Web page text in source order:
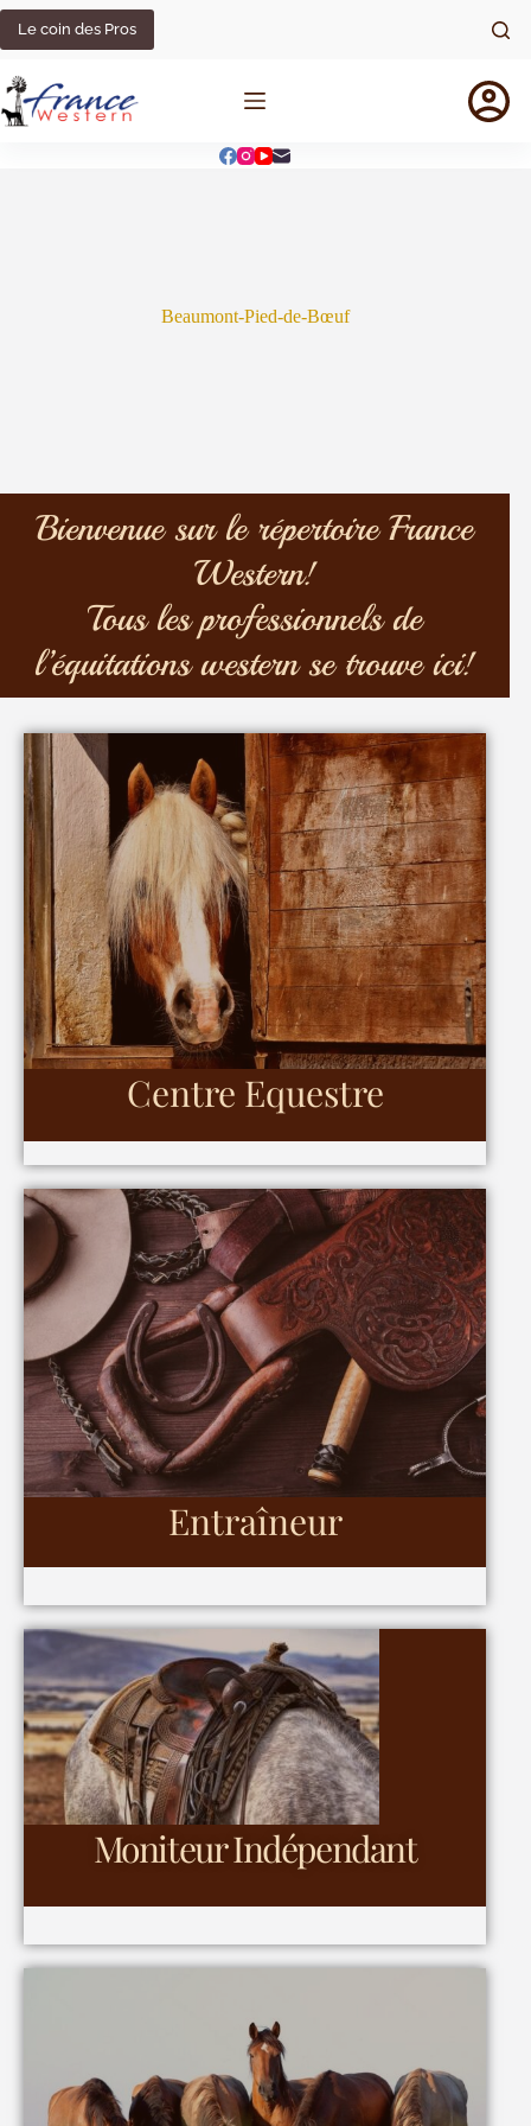
Le coin des Pros
Beaumont-Pied-de-Bœuf
Bienvenue sur le répertoire France
Western!
Tous les professionnels de
l’équitations western se trouve ici!
Centre Equestre
Entraîneur
Moniteur Indépendant